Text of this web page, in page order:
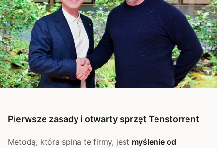
Pierwsze zasady i otwarty sprzęt Tenstorrent
Metodą, która spina te firmy, jest myślenie od